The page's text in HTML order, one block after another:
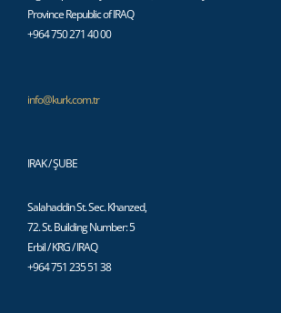
Province Republic of IRAQ
+964 750 271 40 00
info@kurk.com.tr
IRAK / ŞUBE
Salahaddin St. Sec. Khanzed,
72. St. Building Number: 5
Erbil / KRG / IRAQ
+964 751 235 51 38